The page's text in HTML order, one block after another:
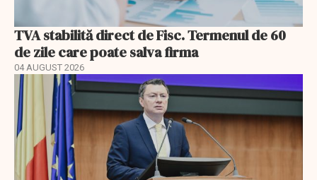
TVA stabilită direct de Fisc. Termenul de 60
de zile care poate salva firma
04 AUGUST 2026